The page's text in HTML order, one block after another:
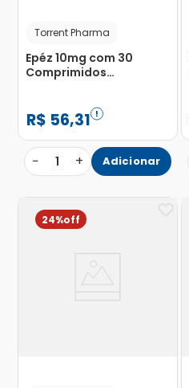
Torrent Pharma
Epéz 10mg com 30
Comprimidos
R$ 56,31
− 1 + Adicionar
24%